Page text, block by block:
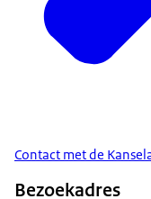
Contact met de
Bezoekadres